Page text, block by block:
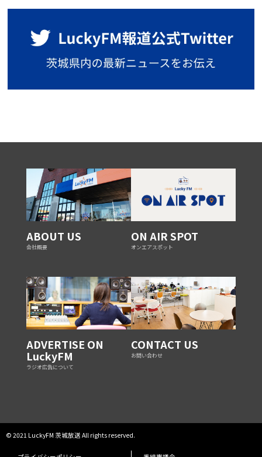
ABOUT US
会社概要
ON AIR SPOT
オンエアスポット
ADVERTISE ON
LuckyFM
ラジオ広告について
CONTACT US
お問い合わせ
© 2021 LuckyFM 茨城放送 All rights reserved.